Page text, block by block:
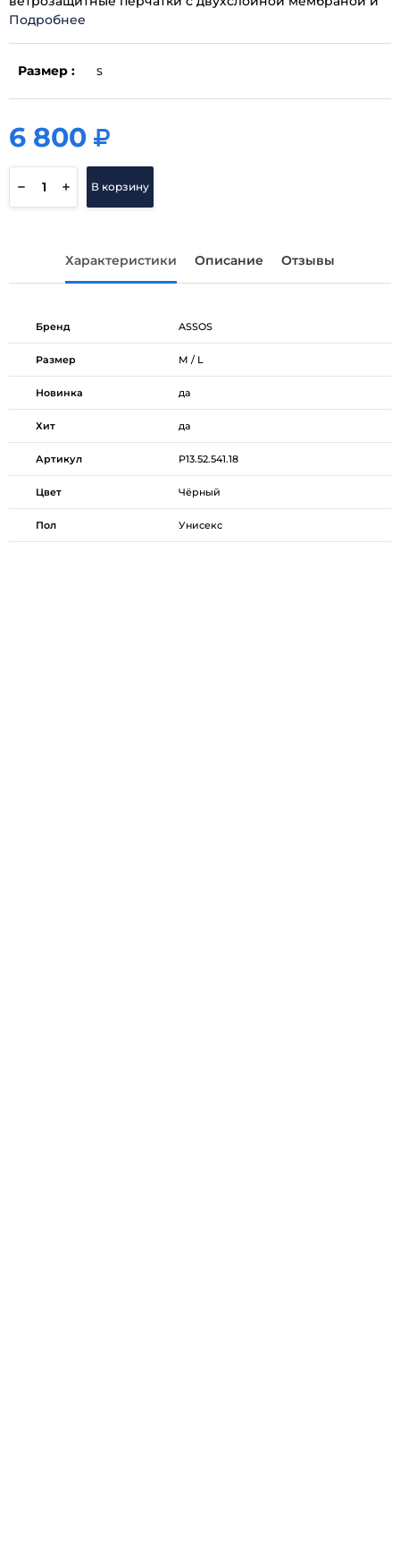
Подробнее
Размер : S
6 800
6 800
В корзину
Характеристики Описание Отзывы
Бренд ASSOS
Размер M / L
Новинка да
Хит да
Артикул P13.52.541.18
Цвет Чёрный
Пол Унисекс